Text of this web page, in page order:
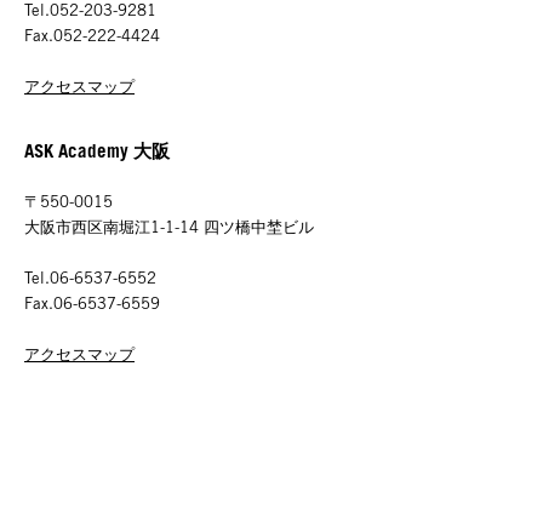
Tel.052-203-9281
Fax.052-222-4424
アクセスマップ
ASK Academy 大阪
〒550-0015
大阪市西区南堀江1-1-14 四ツ橋中埜ビル
Tel.06-6537-6552
Fax.06-6537-6559
アクセスマップ